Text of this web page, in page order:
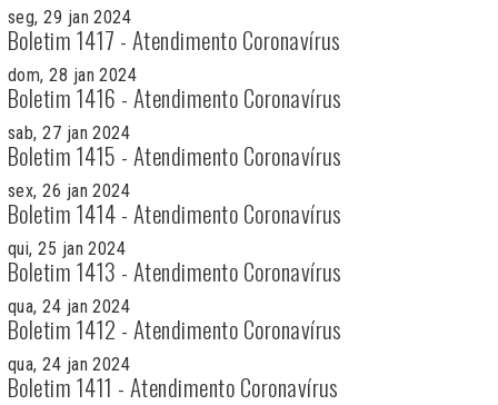
seg, 29 jan 2024
Boletim 1417 - Atendimento Coronavírus
dom, 28 jan 2024
Boletim 1416 - Atendimento Coronavírus
sab, 27 jan 2024
Boletim 1415 - Atendimento Coronavírus
sex, 26 jan 2024
Boletim 1414 - Atendimento Coronavírus
qui, 25 jan 2024
Boletim 1413 - Atendimento Coronavírus
qua, 24 jan 2024
Boletim 1412 - Atendimento Coronavírus
qua, 24 jan 2024
Boletim 1411 - Atendimento Coronavírus